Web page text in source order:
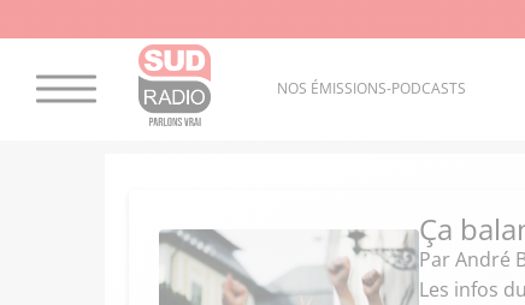
NOS ÉMISSIONS-PODCASTS
Ça
Par André
Les infos